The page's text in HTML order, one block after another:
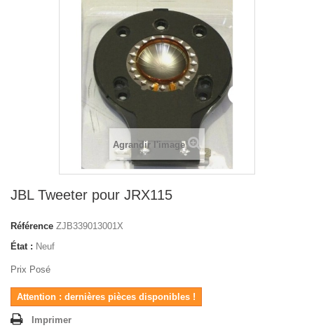
Agrandir l'image
JBL Tweeter pour JRX115
Référence ZJB339013001X
État : Neuf
Prix Posé
Attention : dernières pièces disponibles !
Imprimer